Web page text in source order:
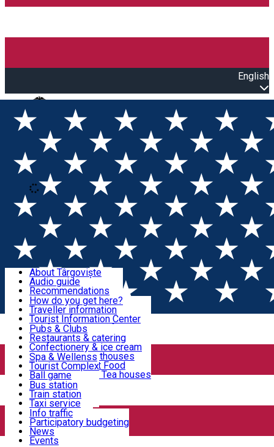
English
Open main menu
Loading
Sign In
Sign Up Free
Discover Târgoviște
Useful information!
Accommodation & Food
Activities
Transportation & Parking
We keep you informed!
About Târgoviște
Audio guide
Recommendations
Parks & Zoo
Church & monasteries
Art & culture
Event organizers
Legends and stories
Târgoviște in pictures
How do you get here?
Traveller information
Tourist Information Center
Useful information for locals
Community
Pubs & Clubs
Restaurants & catering
Confectionery & ice cream
Hotels and guesthouses
Pizzerias & Fast Food
Coffee places & Tea houses
Spa & Wellenss
Tourist Complex
Ball game
Swimming
Sport clubs
Playgrounds
Bus station
Train station
Taxi service
Rent a car
Car wash
Parking places
Info traffic
Participatory budgeting
News
Events
Home Târgoviște City Hall News
pas uriaș spre independența energetică prin crearea unui parc